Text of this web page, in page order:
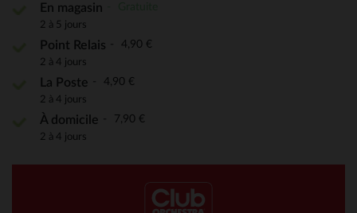
En magasin
2 à 5 jours
Point Relais 4,90 €
2 à 4 jours
La Poste 4,90 €
2 à 4 jours
À domicile 7,90 €
2 à 4 jours